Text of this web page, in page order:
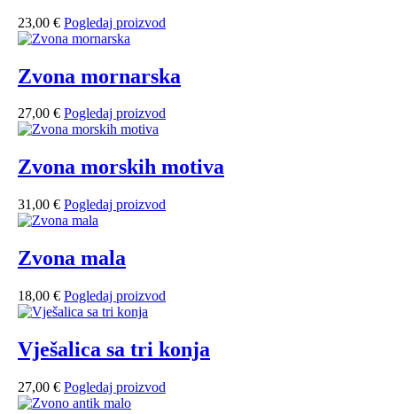
23,00 € Pogledaj proizvod
Zvona mornarska
27,00 € Pogledaj proizvod
Zvona morskih motiva
31,00 € Pogledaj proizvod
Zvona mala
18,00 € Pogledaj proizvod
Vješalica sa tri konja
27,00 € Pogledaj proizvod